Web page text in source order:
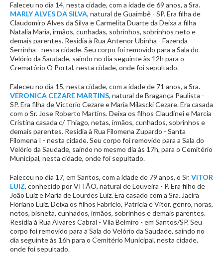
Faleceu no dia 14, nesta cidade, com a idade de 69 anos, a Sra.
MARLY ALVES DA SILVA, natural de Guaimbê - SP. Era filha de
Claudomiro Alves da Silva e Carmelita Duarte da Deixa a filha
Natalia Maria, irmãos, cunhadas, sobrinhos, sobrinhos neto e
demais parentes. Residia à Rua Antenor Ubinha - Fazenda
Serrinha - nesta cidade. Seu corpo foi removido para a Sala do
Velório da Saudade, saindo no dia seguinte às 12h para o
Crematório O Portal, nesta cidade, onde foi sepultado.
Faleceu no dia 15, nesta cidade, com a idade de 71 anos, a Sra.
VERONICA CEZARE MARTINS, natural de Bragança Paulista -
SP. Era filha de Victorio Cezare e Maria Milascki Cezare. Era casada
com o Sr. Jose Roberto Martins. Deixa os filhos Claudinei e Marcia
Cristina casada c/ Thiago, netas, irmãos, cunhados, sobrinhos e
demais parentes. Residia à Rua Filomena Zupardo - Santa
Filomena I - nesta cidade. Seu corpo foi removido para a Sala do
Velório da Saudade, saindo no mesmo dia às 17h, para o Cemitério
Municipal, nesta cidade, onde foi sepultado.
Faleceu no dia 17, em Santos, com a idade de 79 anos, o Sr.VITOR
LUIZ, conhecido por VITÃO, natural de Louveira - P. Era filho de
João Luiz e Maria de Lourdes Luiz. Era casado com a Sra. Jacira
Floriano Luiz. Deixa os filhos Fabricio, Patricia e Vitor, genro, noras,
netos, bisneta, cunhados, irmãos, sobrinhos e demais parentes.
Residia à Rua Alvares Cabral - Vila Belmiro - em Santos/SP. Seu
corpo foi removido para a Sala do Velório da Saudade, saindo no
dia seguinte às 16h para o Cemitério Municipal, nesta cidade,
onde foi sepultado.